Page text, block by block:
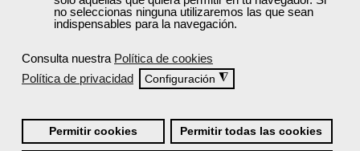
no seleccionas ninguna utilizaremos las que sean
indispensables para la navegación.
Consulta nuestra Política de cookies
Política de privacidad
Configuración ◮
Permitir cookies Permitir todas las cookies